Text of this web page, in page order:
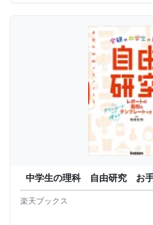
中学生の理科 自由研究 お手
楽天ブックス